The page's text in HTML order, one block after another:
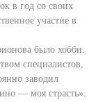
в год со своих
участие в
было хобби.
специалистов,
заводил
— моя страсть».